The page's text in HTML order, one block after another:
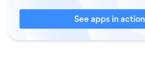
See apps in action